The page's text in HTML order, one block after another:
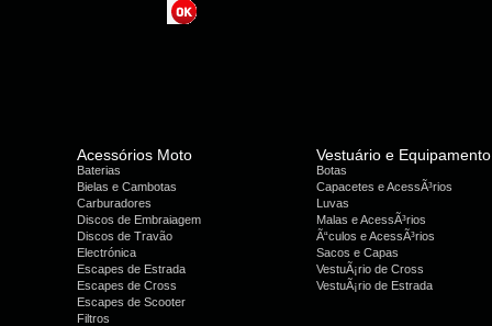
Acessórios Moto
Baterias
Bielas e Cambotas
Carburadores
Discos de Embraiagem
Discos de Travão
Electrónica
Escapes de Estrada
Escapes de Cross
Escapes de Scooter
Filtros
Vestuário e Equipamento
Botas
Capacetes e AcessÃ³rios
Luvas
Malas e AcessÃ³rios
Ã“culos e AcessÃ³rios
Sacos e Capas
VestuÃ¡rio de Cross
VestuÃ¡rio de Estrada